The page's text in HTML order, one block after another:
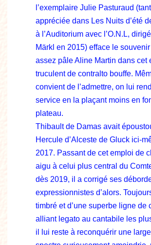
l’exemplaire Julie Pasturaud (tant
appréciée dans Les Nuits d’été
à l’Auditorium avec l’O.N.L,
Märkl en 2015) efface le souvenir
assez pâle Aline Martin dans cet
truculent de contralto bouffe.
convient de l’admettre, on lui
service en la plaçant moins en
plateau.
Thibault de Damas avait
Hercule d’Alceste de Gluck ici-
2017. Passant de cet emploi de
aigu à celui plus central du
dès 2019, il a corrigé ses
expressionnistes d’alors.
timbré et d’une superbe ligne de
alliant legato au cantabile les
il lui reste à reconquérir une